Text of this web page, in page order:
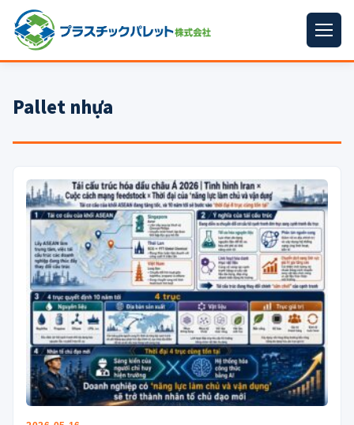
パレットサイズ
プラパレット ▼
コンテナ ▼
中古パレット
再生原料
梱包資材
イラン情勢まとめ
公式ブログ
会社案内
Pallet nhựa